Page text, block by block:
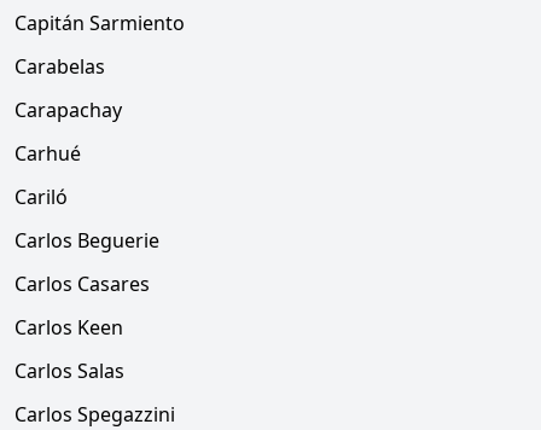
Capitán Sarmiento
Carabelas
Carapachay
Carhué
Cariló
Carlos Beguerie
Carlos Casares
Carlos Keen
Carlos Salas
Carlos Spegazzini